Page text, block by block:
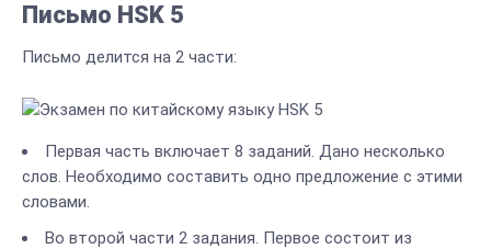
Письмо HSK 5
Письмо делится на 2 части:
Первая часть включает 8 заданий. Дано несколько
слов. Необходимо составить одно предложение с этими
словами.
Во второй части 2 задания. Первое состоит из